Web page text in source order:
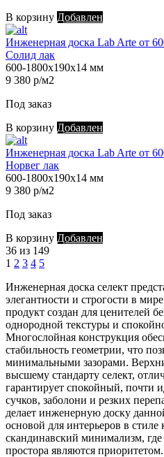
В корзину Добавлен
Инженерная доска Lab Arte от
Солид лак
600-1800х190х14 мм
9 380 р/м2
Под заказ
В корзину Добавлен
Инженерная доска Lab Arte от
Норвег лак
600-1800х190х14 мм
9 380 р/м2
Под заказ
В корзину Добавлен
36 из 149
1 2 3 4 5
Инженерная доска селект
элегантности и строгости в
продукт создан для ценителей
однородной текстуры и
Многослойная конструкция
стабильность геометрии, что
минимальными зазорами.
высшему стандарту селект,
гарантирует спокойный, почти
сучков, заболони и резких
делает инженерную доску
основой для интерьеров в стиле
скандинавский минимализм,
простора являются приоритетом.